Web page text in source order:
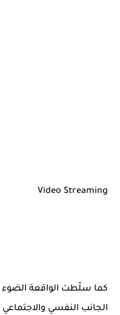
Video Streaming
كما سلّطت الواقعة الضوء
الجانب النفسي